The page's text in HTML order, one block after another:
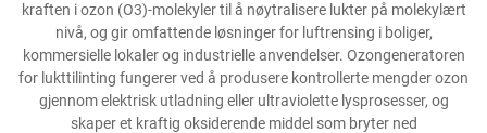
Om oss
Tilfeller
kraften i ozon (O3)-molekyler til å nøytralisere lukter på molekylært
nivå, og gir omfattende løsninger for luftrensing i boliger,
kommersielle lokaler og industrielle anvendelser. Ozongeneratoren
for lukttilinting fungerer ved å produsere kontrollerte mengder ozon
gjennom elektrisk utladning eller ultraviolette lysprosesser, og
skaper et kraftig oksiderende middel som bryter ned